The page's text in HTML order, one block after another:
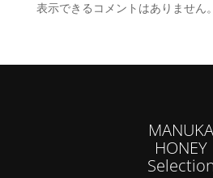
表示できるコメントはありません。
MANUKA
HONEY